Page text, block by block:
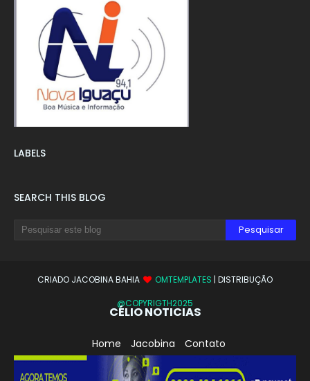
LABELS
SEARCH THIS BLOG
CRIADO JACOBINA BAHIA OMTEMPLATES | DISTRIBUÇÃO
@COPYRIGTH2025
CÉLIO NOTICIAS
Home Jacobina Contato